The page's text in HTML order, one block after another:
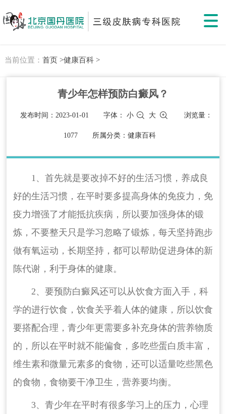
当前位置： 首页 >健康百科 >
青少年怎样预防白癜风？
发布时间：2023-01-01 字体：小 大 浏览量：
1077 所属分类：健康百科
1、首先就是要改掉不好的生活习惯，养成良
好的生活习惯，在平时要多提高身体的免疫力，免
疫力增强了才能抵抗疾病，所以要加强身体的锻
炼，不要整天只是学习忽略了锻炼，每天坚持跑步
做有氧运动，长期坚持，都可以帮助促进身体的新
陈代谢，利于身体的健康。
2、要预防白癜风还可以从饮食方面入手，科
学的进行饮食，饮食关乎着人体的健康，所以饮食
要搭配合理，青少年更需要多补充身体的营养物质
的，所以在平时就不能偏食，多吃些蛋白质丰富，
维生素和微量元素多的食物，还可以适量吃些黑色
的食物，食物要干净卫生，营养要均衡。
3、青少年在平时有很多学习上的压力，心理